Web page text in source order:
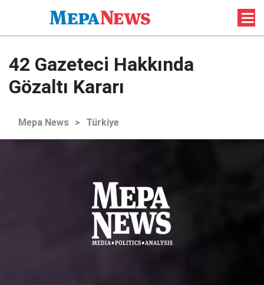
42 Gazeteci Hakkında
Gözaltı Kararı
Mepa News > Türkiye